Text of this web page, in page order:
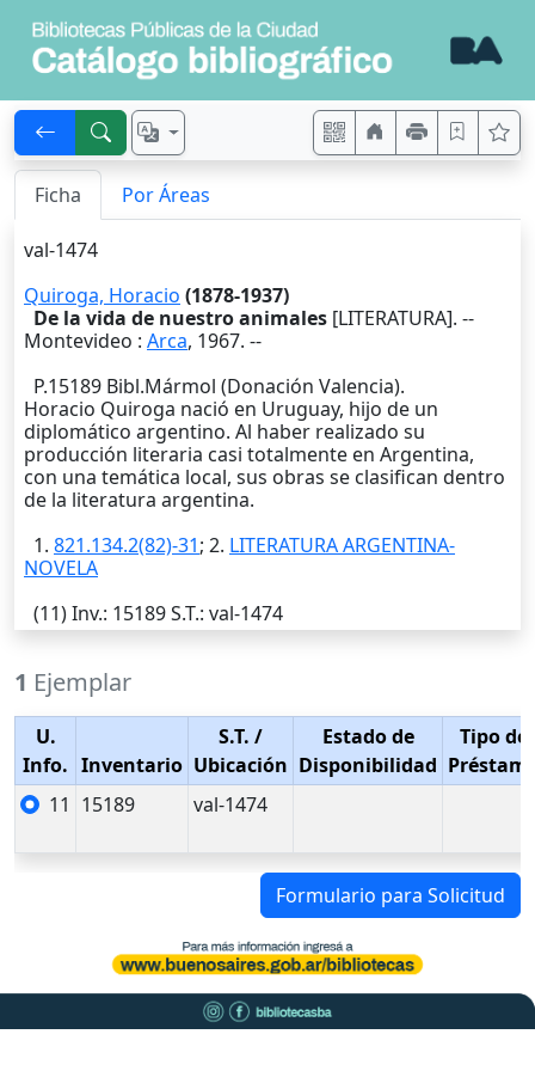
Ficha Por Áreas
val-1474
Quiroga, Horacio (1878-1937)
De la vida de nuestro animales [LITERATURA]. --
Montevideo : Arca, 1967. --
P.15189 Bibl.Mármol (Donación Valencia).
Horacio Quiroga nació en Uruguay, hijo de un
diplomático argentino. Al haber realizado su
producción literaria casi totalmente en Argentina,
con una temática local, sus obras se clasifican dentro
de la literatura argentina.
1. 821.134.2(82)-31; 2. LITERATURA ARGENTINA-
NOVELA
(11)Inv.: 15189S.T.: val-1474
1 Ejemplar
U.
Info. Inventario
S.T. /
Ubicación
Estado de
Disponibilidad
Tipo de
11 15189 val-1474
Formulario para Solicitud